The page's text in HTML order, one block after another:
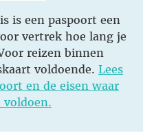
is een paspoort een
vertrek hoe lang je
reizen binnen
voldoende. Lees
en de eisen waar